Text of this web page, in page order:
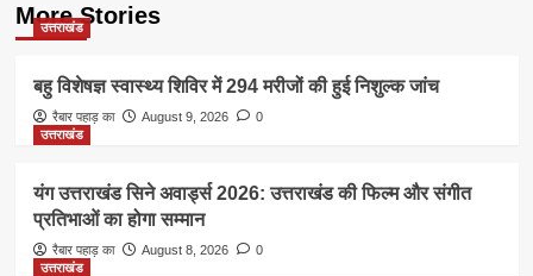
More Stories
उत्तराखंड
बहु विशेषज्ञ स्वास्थ्य शिविर में 294 मरीजों की हुई निशुल्क जांच
रैबार पहाड़ का August 9, 2026
0
उत्तराखंड
यंग उत्तराखंड सिने अवार्ड्स 2026: उत्तराखंड की फिल्म और संगीत
प्रतिभाओं का होगा सम्मान
रैबार पहाड़ का August 8, 2026
0
उत्तराखंड